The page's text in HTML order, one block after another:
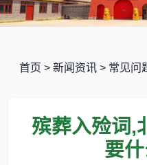
首页 > 新闻资讯 > 常见问
殡葬入殓词,
要